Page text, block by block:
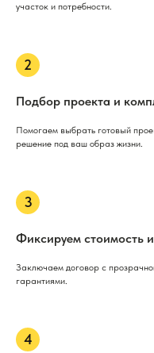
участок и потребности.
Подбор проекта и
Помогаем выбрать готовый
решение под ваш образ жизни.
Фиксируем стоимость
Заключаем договор с
гарантиями.